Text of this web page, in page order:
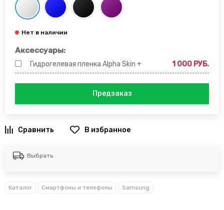
Аксессуары:
Гидрогелевая пленка Alpha Skin + 1 000 РУБ.
Предзаказ
В избранное
Выбрать
Каталог Смартфоны и телефоны Samsung